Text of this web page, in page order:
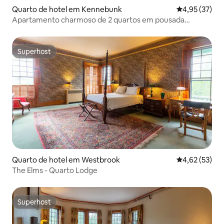
Quarto de hotel em Kennebunk Classificação
4,95 (37)
Apartamento charmoso de 2 quartos em pousada
Superhost
Superhost
Quarto de hotel em Westbrook Classificação
4,62 (53)
The Elms - Quarto Lodge
Superhost
Superhost